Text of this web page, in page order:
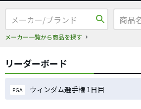
search
メーカー一覧から商品を探す
リーダーボード
PGA ウィンダム選手権 1日目